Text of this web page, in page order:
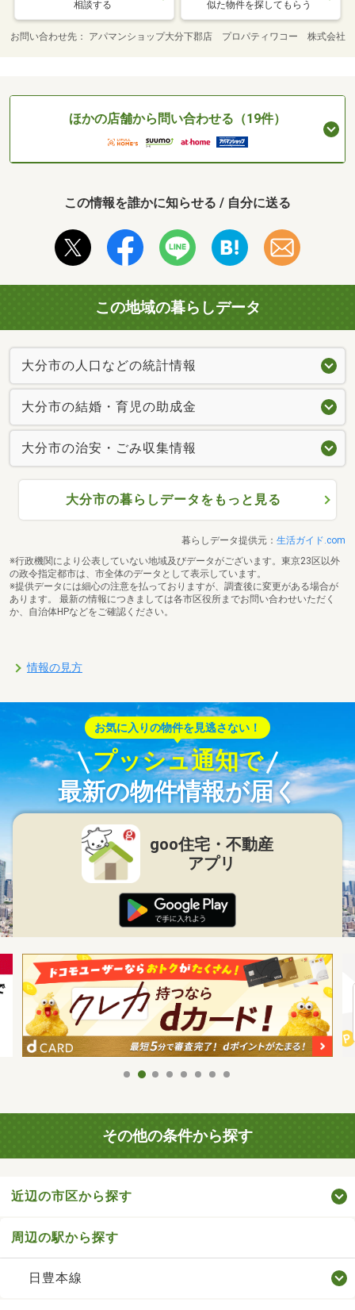
相談する 似た物件を探してもらう
お問い合わせ先 アパマンショップ大分下郡店 プロパティワコー 株式会社
ほかの店舗から問い合わせる（19件）
この情報を誰かに知らせる / 自分に送る
この地域の暮らしデータ
大分市の人口などの統計情報
大分市の結婚・育児の助成金
大分市の治安・ごみ収集情報
大分市の暮らしデータをもっと見る
暮らしデータ提供元： 生活ガイド.com
※行政機関により公表していない地域及びデータがございます。東京23区以外
の政令指定都市は、市全体のデータとして表示しています。
※提供データには細心の注意を払っておりますが、調査後に変更がある場合が
あります。 最新の情報につきましては各市区役所までお問い合わせいただく
か、自治体HPなどをご確認ください。
情報の見方
お気に入りの物件を見逃さない！
プッシュ通知で
最新の物件情報が届く
goo住宅・不動産
アプリ
その他の条件から探す
近辺の市区から探す
周辺の駅から探す
日豊本線